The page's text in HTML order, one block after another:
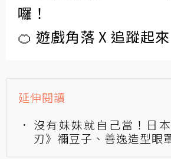
囉！
🍊 遊戲角落 X 追蹤起來
延伸閱讀
沒有妹妹就自己當！日
刃》禰豆子、善逸造型眼